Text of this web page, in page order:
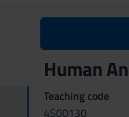
Human
Teaching code
4S00130